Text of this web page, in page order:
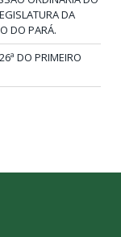
DA
DO PARÁ.
DO PRIMEIRO